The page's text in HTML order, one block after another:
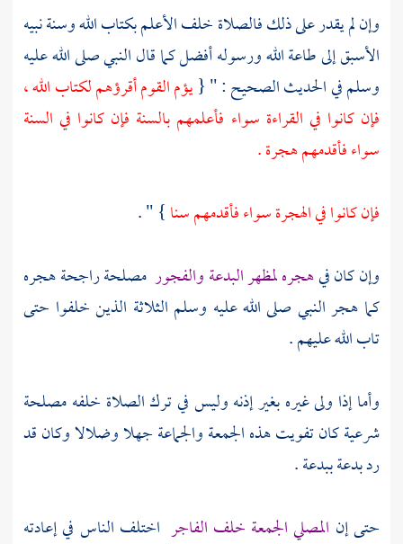
وإن لم يقدر على ذلك فالصلاة خلف الأعلم بكتاب الله وسنة نبيه
الأسبق إلى طاعة الله ورسوله أفضل كما قال النبي صلى الله عليه
وسلم في الحديث الصحيح : " {يؤم القوم أقرؤهم لكتاب الله ،
فإن كانوا في القراءة سواء فأعلمهم بالسنة فإن كانوا في السنة
سواء فأقدمهم هجرة .
فإن كانوا في الهجرة سواء فأقدمهم سنا} " .
وإن كان فيهجره لمظهر البدعة والفجور مصلحة راجحة هجره
كما هجر النبي صلى الله عليه وسلم الثلاثة الذين خلفوا حتى
تاب الله عليهم .
وأما إذا ولى غيره بغير إذنه وليس في ترك الصلاة خلفه مصلحة
شرعية كان تفويت هذه الجمعة والجماعة جهلا وضلالا وكان قد
رد بدعة ببدعة .
حتى إن المصلي الجمعة خلف الفاجر اختلف الناس في إعادته